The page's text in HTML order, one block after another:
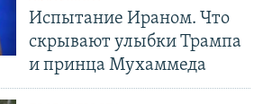
Испытание Ираном. Что
скрывают улыбки Трампа
и принца Мухаммеда